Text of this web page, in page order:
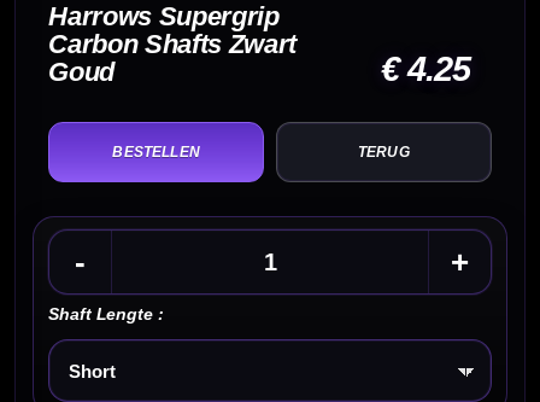
Harrows Supergrip
Carbon Shafts Zwart
Goud
€ 4.25
TERUG
- +
Shaft Lengte :
Kies een optie